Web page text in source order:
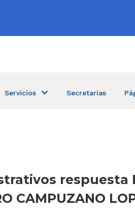
Servicios Secretarías
respuesta
CAMPUZANO